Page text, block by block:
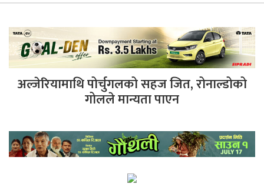
अल्जेरियामाथि पोर्चुगलको सहज जित, रोनाल्डोको
गोलले मान्यता पाएन